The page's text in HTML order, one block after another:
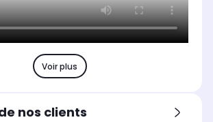
Voir plus
nos clients